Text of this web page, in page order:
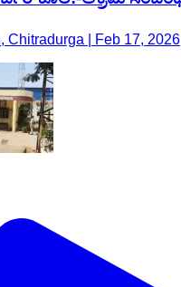
Chitradurga | Feb 17, 2026